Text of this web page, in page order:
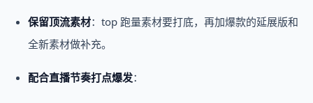
保留顶流素材：top 跑量素材要打底，再加爆款的延展版和
全新素材做补充。
配合直播节奏打点爆发：